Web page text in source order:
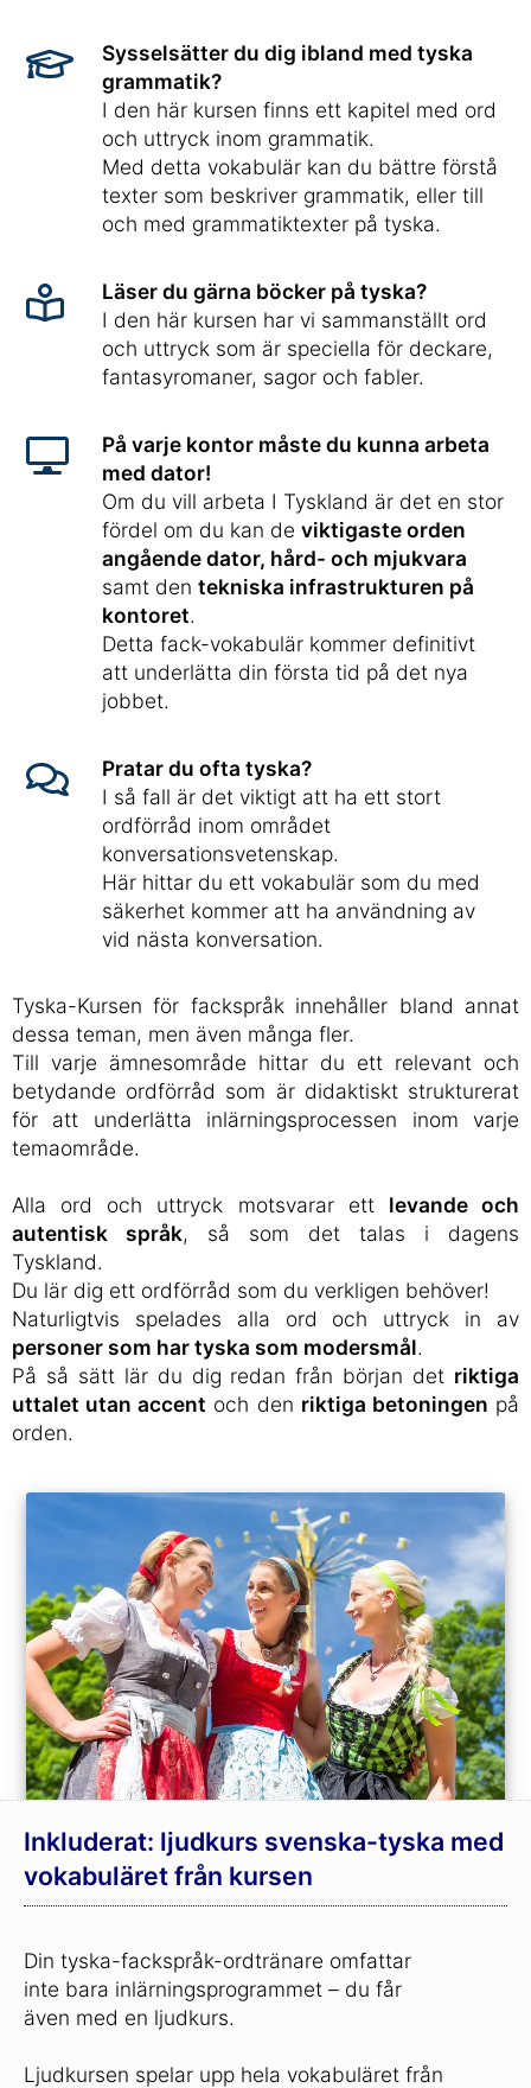
Sysselsätter du dig ibland med tyska
grammatik?
I den här kursen finns ett kapitel med ord
och uttryck inom grammatik.
Med detta vokabulär kan du bättre förstå
texter som beskriver grammatik, eller till
och med grammatiktexter på tyska.
Läser du gärna böcker på tyska?
I den här kursen har vi sammanställt ord
och uttryck som är speciella för deckare,
fantasyromaner, sagor och fabler.
På varje kontor måste du kunna arbeta
med dator!
Om du vill arbeta I Tyskland är det en stor
fördel om du kan de viktigaste orden
angående dator, hård- och mjukvara
samt den tekniska infrastrukturen på
kontoret.
Detta fack-vokabulär kommer definitivt
att underlätta din första tid på det nya
jobbet.
Pratar du ofta tyska?
I så fall är det viktigt att ha ett stort
ordförråd inom området
konversationsvetenskap.
Här hittar du ett vokabulär som du med
säkerhet kommer att ha användning av
vid nästa konversation.
Tyska-Kursen för fackspråk innehåller bland annat
dessa teman, men även många fler.
Till varje ämnesområde hittar du ett relevant och
betydande ordförråd som är didaktiskt strukturerat
för att underlätta inlärningsprocessen inom varje
temaområde.
Alla ord och uttryck motsvarar ett levande och
autentisk språk, så som det talas i dagens
Tyskland.
Du lär dig ett ordförråd som du verkligen behöver!
Naturligtvis spelades alla ord och uttryck in av
personer som har tyska som modersmål.
På så sätt lär du dig redan från början det riktiga
uttalet utan accent och den riktiga betoningen på
orden.
Inkluderat: ljudkurs svenska-tyska med
vokabuläret från kursen
Din tyska-fackspråk-ordtränare omfattar
inte bara inlärningsprogrammet – du får
även med en ljudkurs.
Ljudkursen spelar upp hela vokabuläret från